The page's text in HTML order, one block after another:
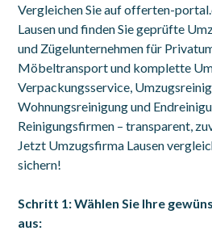
Vergleichen Sie auf offerten-
Lausen und finden Sie geprüfte
und Zügelunternehmen für
Möbeltransport und komplette
Verpackungsservice,
Wohnungsreinigung und
Reinigungsfirmen – transparent,
Jetzt Umzugsfirma Lausen
sichern!
Schritt 1: Wählen Sie Ihre
aus: